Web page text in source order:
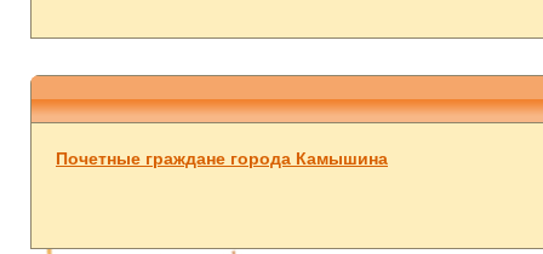
Почетные граждане города Камышина